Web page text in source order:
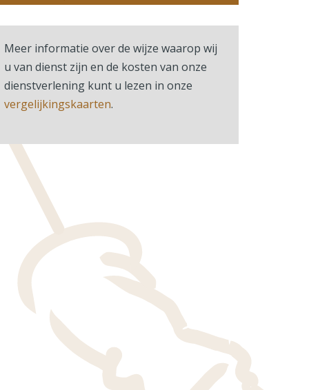
Meer informatie over de wijze waarop wij
u van dienst zijn en de kosten van onze
dienstverlening kunt u lezen in onze
vergelijkingskaarten.